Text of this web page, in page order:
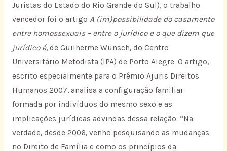
Juristas do Estado do Rio Grande do Sul), o trabalho
vencedor foi o artigo A (im)possibilidade do casamento
entre homossexuais – entre o jurídico e o que dizem que
jurídico é, de Guilherme Wünsch, do Centro
Universitário Metodista (IPA) de Porto Alegre. O artigo,
escrito especialmente para o Prêmio Ajuris Direitos
Humanos 2007, analisa a configuração familiar
formada por indivíduos do mesmo sexo e as
implicações jurídicas advindas dessa relação. “Na
verdade, desde 2006, venho pesquisando as mudanças
no Direito de Família e como os princípios da